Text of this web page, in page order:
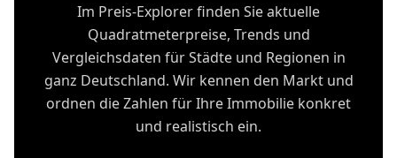
Im Preis-Explorer finden Sie aktuelle
Quadratmeterpreise, Trends und
Vergleichsdaten für Städte und Regionen in
ganz Deutschland. Wir kennen den Markt und
ordnen die Zahlen für Ihre Immobilie konkret
und realistisch ein.